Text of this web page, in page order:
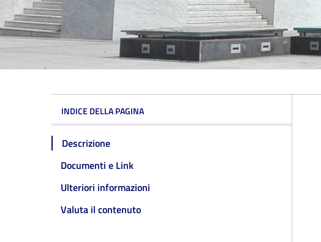
INDICE DELLA PAGINA
Descrizione
Documenti e Link
Ulteriori informazioni
Valuta il contenuto